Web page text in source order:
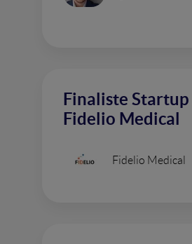
Finaliste Startup
Fidelio Medical
Fidelio Medical